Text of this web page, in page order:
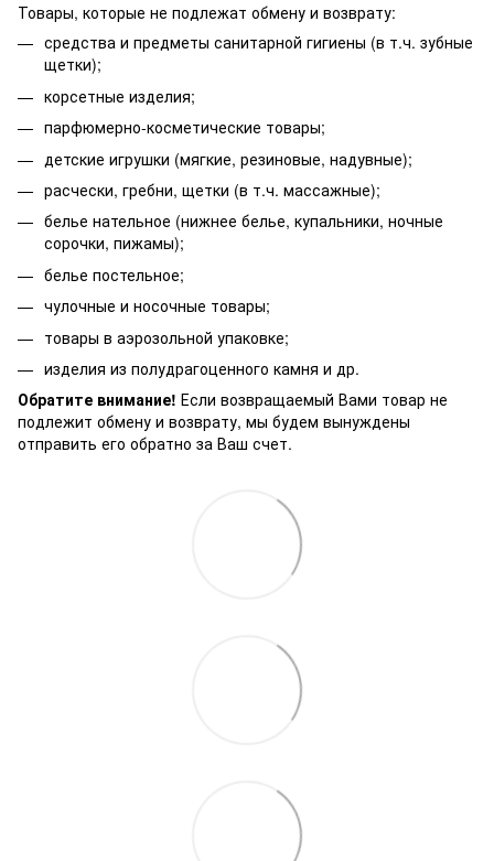
Товары, которые не подлежат обмену и возврату:
средства и предметы санитарной гигиены (в т.ч. зубные
щетки);
корсетные изделия;
парфюмерно-косметические товары;
детские игрушки (мягкие, резиновые, надувные);
расчески, гребни, щетки (в т.ч. массажные);
белье нательное (нижнее белье, купальники, ночные
сорочки, пижамы);
белье постельное;
чулочные и носочные товары;
товары в аэрозольной упаковке;
изделия из полудрагоценного камня и др.
Обратите внимание! Если возвращаемый Вами товар не
подлежит обмену и возврату, мы будем вынуждены
отправить его обратно за Ваш счет.